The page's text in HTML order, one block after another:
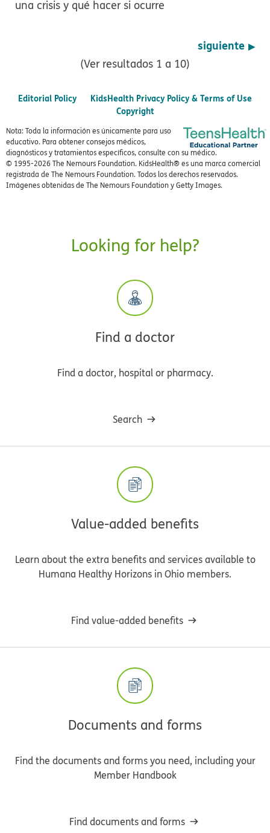
una crisis y qué hacer si ocurre
(Ver resultados 1 a 10)
siguiente
Editorial Policy
KidsHealth Privacy Policy & Terms of Use
Copyright
Nota: Toda la información es únicamente para uso
educativo. Para obtener consejos médicos,
diagnósticos y tratamientos específicos, consulte con su médico.
© 1995-2026 The Nemours Foundation. KidsHealth® es una marca comercial
registrada de The Nemours Foundation. Todos los derechos reservados.
Imágenes obtenidas de The Nemours Foundation y Getty Images.
Looking for help?
Find a doctor
Find a doctor, hospital or pharmacy.
Search
Value-added benefits
Learn about the extra benefits and services available to
Humana Healthy Horizons in Ohio members.
Find value-added benefits
Documents and forms
Find the documents and forms you need, including your
Member Handbook
Find documents and forms